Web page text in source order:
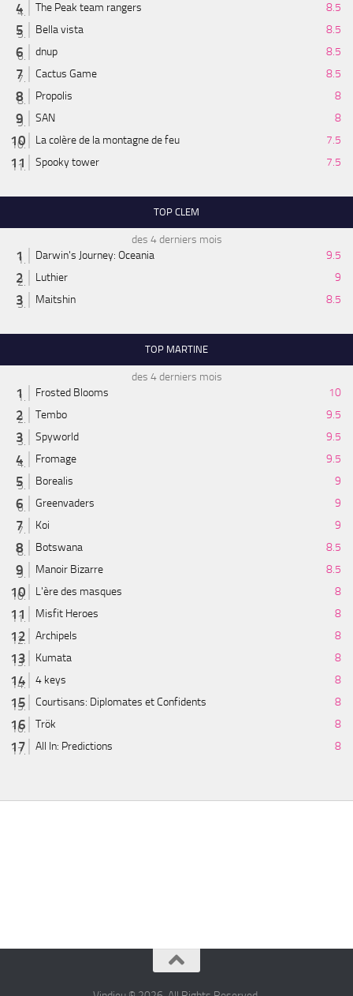
The Peak team rangers
8.5
Bella vista
8.5
dnup
8.5
Cactus Game
8.5
Propolis
8
SAN
8
La colère de la montagne de feu
7.5
Spooky tower
7.5
TOP CLEM
des 4 derniers mois
Darwin's Journey: Oceania
9.5
Luthier
9
Maitshin
8.5
TOP MARTINE
des 4 derniers mois
Frosted Blooms
10
Tembo
9.5
Spyworld
9.5
Fromage
9.5
Borealis
9
Greenvaders
9
Koi
9
Botswana
8.5
Manoir Bizarre
8.5
L'ère des masques
8
Misfit Heroes
8
Archipels
8
Kumata
8
4 keys
8
Courtisans: Diplomates et Confidents
8
Trök
8
All In: Predictions
8